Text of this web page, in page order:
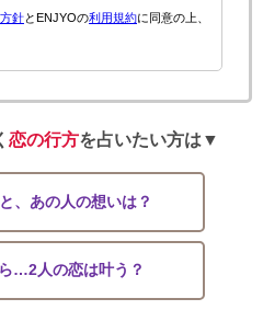
針とENJYOの利用規約に同意の上、
恋の行方を占いたい方は▼
、あの人の想いは？
…2人の恋は叶う？